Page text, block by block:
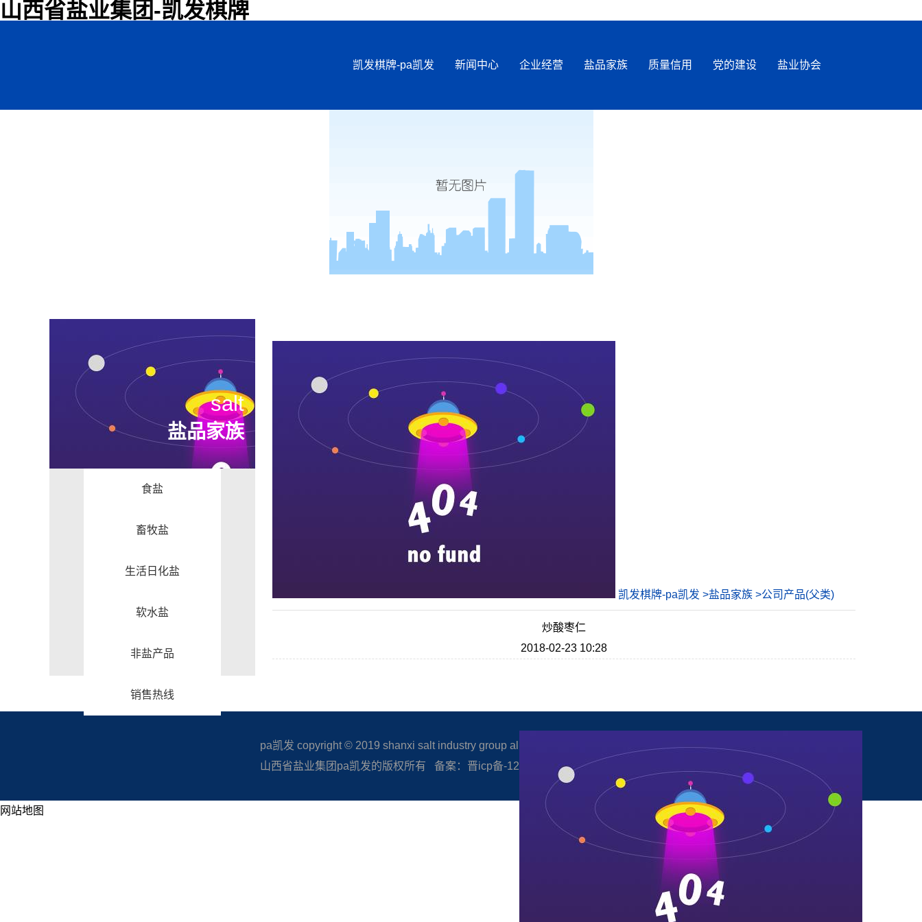
山西省盐业集团-凯发棋牌
凯发棋牌-pa凯发 新闻中心 企业经营 盐品家族 质量信用 党的建设 盐业协会
salt
盐品家族
食盐
畜牧盐
生活日化盐
软水盐
非盐产品
销售热线
凯发棋牌-pa凯发 >盐品家族 >公司产品(父类)
炒酸枣仁
2018-02-23 10:28
pa凯发 copyright © 2019 shanxi salt industry group all rights reserved.
山西省盐业集团pa凯发的版权所有 备案：晋icp备-12005506
网站地图